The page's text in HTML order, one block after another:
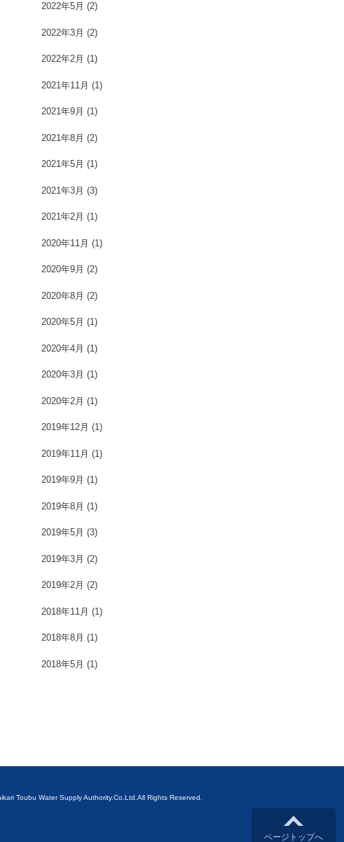
2022年5月 (2)
2022年3月 (2)
2022年2月 (1)
2021年11月 (1)
2021年9月 (1)
2021年8月 (2)
2021年5月 (1)
2021年3月 (3)
2021年2月 (1)
2020年11月 (1)
2020年9月 (2)
2020年8月 (2)
2020年5月 (1)
2020年4月 (1)
2020年3月 (1)
2020年2月 (1)
2019年12月 (1)
2019年11月 (1)
2019年9月 (1)
2019年8月 (1)
2019年5月 (3)
2019年3月 (2)
2019年2月 (2)
2018年11月 (1)
2018年8月 (1)
2018年5月 (1)
Toubu Water Supply Authority.Co.Ltd.All Rights Reserved.
ページトップへ